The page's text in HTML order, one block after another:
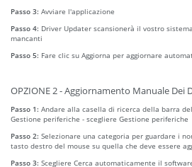
Passo 3: Avviare l'applicazione
Passo 4: Driver Updater scansionerà il vostro
mancanti
Passo 5: Fare clic su Aggiorna per aggiornare
OPZIONE 2 - Aggiornamento Manuale Dei
Passo 1: Andare alla casella di ricerca della barra
Gestione periferiche - scegliere Gestione periferiche
Passo 2: Selezionare una categoria per guardare i
tasto destro del mouse su quella che deve essere
Passo 3: Scegliere Cerca automaticamente il